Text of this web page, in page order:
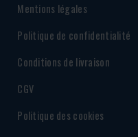
Mentions légales
Politique de confidentialité
Conditions de livraison
CGV
Politique des cookies